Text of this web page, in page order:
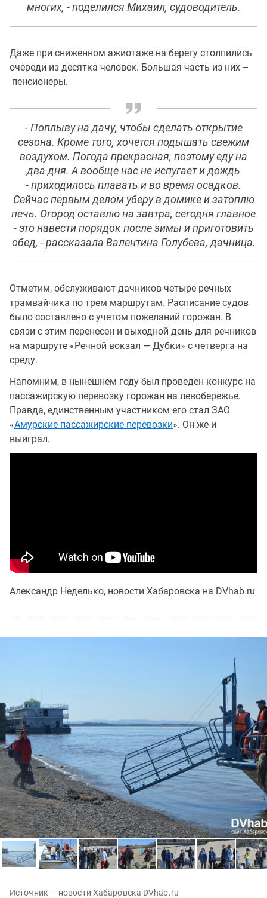
многих, - поделился Михаил, судоводитель.
Даже при сниженном ажиотаже на берегу столпились
очереди из десятка человек. Большая часть из них –
пенсионеры.
- Поплыву на дачу, чтобы сделать открытие
сезона. Кроме того, хочется подышать свежим
воздухом. Погода прекрасная, поэтому еду на
два дня. А вообще нас не испугает и дождь
- приходилось плавать и во время осадков.
Сейчас первым делом уберу в домике и затоплю
печь. Огород оставлю на завтра, сегодня главное
- это навести порядок после зимы и приготовить
обед, - рассказала Валентина Голубева, дачница.
Отметим, обслуживают дачников четыре речных
трамвайчика по трем маршрутам. Расписание судов
было составлено с учетом пожеланий горожан. В
связи с этим перенесен и выходной день для речников
на маршруте «Речной вокзал — Дубки» с четверга на
среду.
Напомним, в нынешнем году был проведен конкурс на
пассажирскую перевозку горожан на левобережье.
Правда, единственным участником его стал ЗАО
«Амурские пассажирские перевозки». Он же и
выиграл.
Александр Неделько, новости Хабаровска на DVhab.ru
Источник — новости Хабаровска DVhab.ru